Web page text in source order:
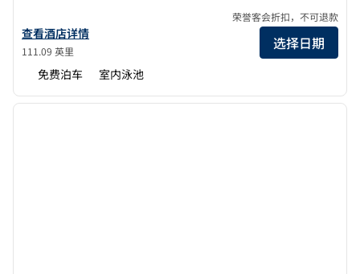
查看希尔顿花园酒店独立城的酒店详情
查看酒店详情
111.09 英里
荣誉客会折扣，不可退款
选择日期
免费泊车 室内泳池
1/12
1/12
下一